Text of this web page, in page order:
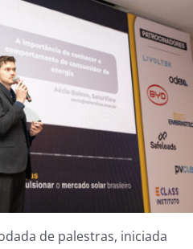
de palestras, iniciada